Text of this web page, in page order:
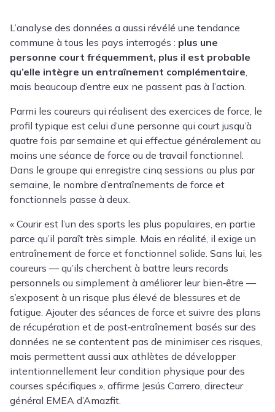
L’analyse des données a aussi révélé une tendance
commune à tous les pays interrogés : plus une
personne court fréquemment, plus il est probable
qu’elle intègre un entraînement complémentaire,
mais beaucoup d’entre eux ne passent pas à l’action.
Parmi les coureurs qui réalisent des exercices de force, le
profil typique est celui d’une personne qui court jusqu’à
quatre fois par semaine et qui effectue généralement au
moins une séance de force ou de travail fonctionnel.
Dans le groupe qui enregistre cinq sessions ou plus par
semaine, le nombre d’entraînements de force et
fonctionnels passe à deux.
« Courir est l’un des sports les plus populaires, en partie
parce qu’il paraît très simple. Mais en réalité, il exige un
entraînement de force et fonctionnel solide. Sans lui, les
coureurs — qu’ils cherchent à battre leurs records
personnels ou simplement à améliorer leur bien‑être —
s’exposent à un risque plus élevé de blessures et de
fatigue. Ajouter des séances de force et suivre des plans
de récupération et de post‑entraînement basés sur des
données ne se contentent pas de minimiser ces risques,
mais permettent aussi aux athlètes de développer
intentionnellement leur condition physique pour des
courses spécifiques », affirme Jesús Carrero, directeur
général EMEA d’Amazfit.